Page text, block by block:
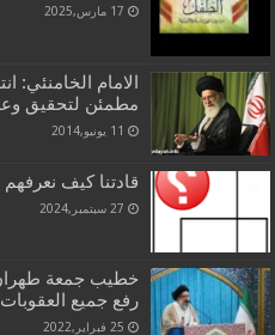
17 مارس,2025
الامام الخامنئي:
مطمئن لتحقيق
11 يونيو,2014
قادتنا كيف نعرفهم
27 سبتمبر,2024
خطيب جمعة
رفع جميع العقوبات
25 فبراير,2022